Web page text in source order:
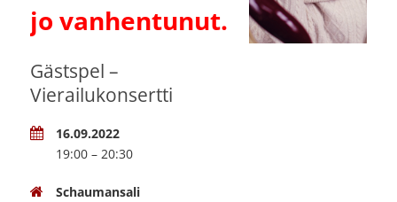
jo vanhentunut.
Gästspel –
Vierailukonsertti
16.09.2022
19:00 – 20:30
Schaumansali